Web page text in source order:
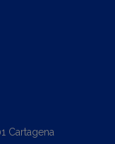
Cartagena